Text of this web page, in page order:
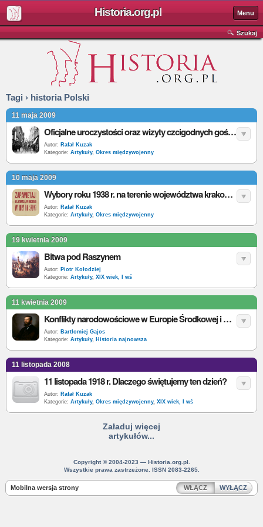
Historia.org.pl Menu
Szukaj
Tagi › historia Polski
11 maja 2009
Oficjalne uroczystości oraz wizyty czcigodnych gości w Krakowskiem w 1938 r.
Autor: Rafał Kuzak
Kategorie: Artykuły, Okres międzywojenny
10 maja 2009
Wybory roku 1938 r. na terenie województwa krakowskiego w świetle sprawozdań z życia polityczno-społecznego wojewody krakowskiego do MSW
Autor: Rafał Kuzak
Kategorie: Artykuły, Okres międzywojenny
19 kwietnia 2009
Bitwa pod Raszynem
Autor: Piotr Kołodziej
Kategorie: Artykuły, XIX wiek, I wś
11 kwietnia 2009
Konflikty narodowościowe w Europie Środkowej i Południowo-Wschodniej w XX wieku
Autor: Bartłomiej Gajos
Kategorie: Artykuły, Historia najnowsza
11 listopada 2008
11 listopada 1918 r. Dlaczego świętujemy ten dzień?
Autor: Rafał Kuzak
Kategorie: Artykuły, Okres międzywojenny, XIX wiek, I wś
Załaduj więcej
artykułów...
Copyright © 2004-2023 — Historia.org.pl.
Wszystkie prawa zastrzeżone. ISSN 2083-2265.
Mobilna wersja strony WŁĄCZ WYŁĄCZ